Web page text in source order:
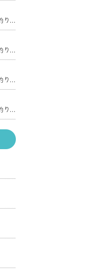
和歌山 白浜 釣り船 遊漁船 船釣り 体験釣り アカイカ便 アカイカ スルメイカ
和歌山 白浜 釣り船 遊漁船 船釣り 体験釣り 中深場五目 オニカサゴ チカメキント アマダイ ウッカリカサゴ アカアジ ヒメアジ レンコダイ アヤメカサゴ
和歌山 白浜 釣り船 遊漁船 船釣り 体験釣り アカイカ便 アカイカ スルメイカ
和歌山 白浜 釣り船 遊漁船 船釣り 体験釣り アカイカ便 アカイカ スルメイカ